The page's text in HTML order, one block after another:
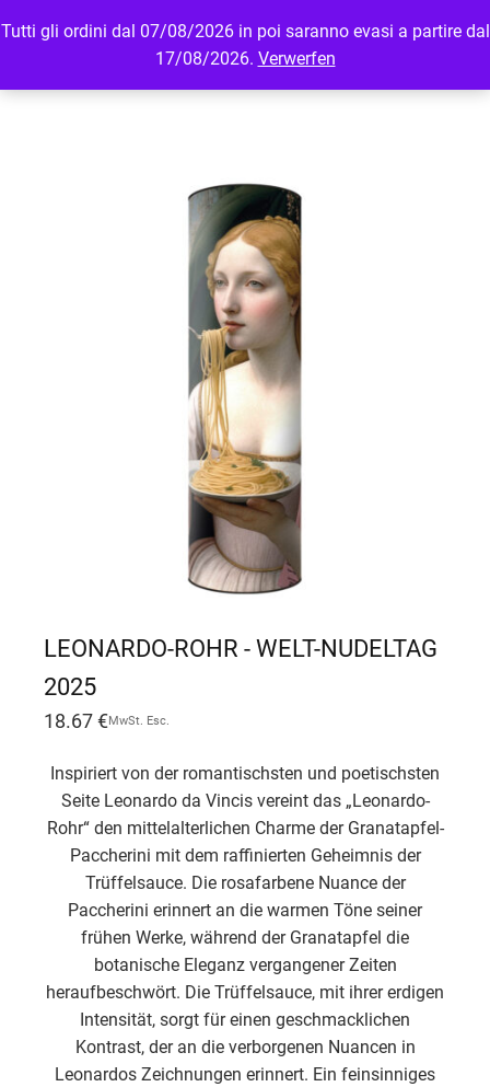
Tutti gli ordini dal 07/08/2026 in poi saranno evasi a partire dal
17/08/2026. Verwerfen
MENU LOGIN
LEONARDO-ROHR - WELT-NUDELTAG
2025
18.67€MwSt. Esc.
Inspiriert von der romantischsten und poetischsten
Seite Leonardo da Vincis vereint das „Leonardo-
Rohr“ den mittelalterlichen Charme der Granatapfel-
Paccherini mit dem raffinierten Geheimnis der
Trüffelsauce. Die rosafarbene Nuance der
Paccherini erinnert an die warmen Töne seiner
frühen Werke, während der Granatapfel die
botanische Eleganz vergangener Zeiten
heraufbeschwört. Die Trüffelsauce, mit ihrer erdigen
Intensität, sorgt für einen geschmacklichen
Kontrast, der an die verborgenen Nuancen in
Leonardos Zeichnungen erinnert. Ein feinsinniges